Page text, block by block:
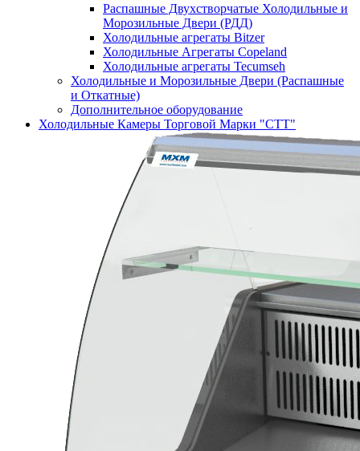
Распашные Двухстворчатые Холодильные и
Морозильные Двери (РДД)
Холодильные агрегаты Bitzer
Холодильные Агрегаты Copeland
Холодильные агрегаты Tecumseh
Холодильные и Морозильные Двери (Распашные
и Откатные)
Дополнительное оборудование
Холодильные Камеры Торговой Марки "СТТ"